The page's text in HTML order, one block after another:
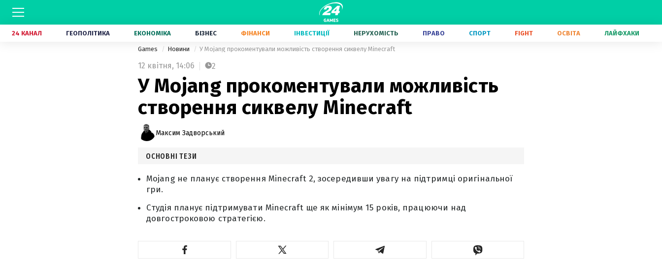
24 КАНАЛ ГЕОПОЛІТИКА ЕКОНОМІКА БІЗНЕС ФІНАНСИ ІНВЕСТИЦІЇ НЕРУХОМІСТЬ ПРАВО СПОРТ FIGHT ОСВІТА ЛАЙФХАКИ
Games Новини У Mojang прокоментували можливість створення сиквелу Minecraft
12 квітня, 14:06 2
У Mojang прокоментували можливість
створення сиквелу Minecraft
Максим Задворський
ОСНОВНІ ТЕЗИ
Mojang не планує створення Minecraft 2, зосередивши увагу на підтримці оригінальної
гри.
Студія планує підтримувати Minecraft ще як мінімум 15 років, працюючи над
довгостроковою стратегією.